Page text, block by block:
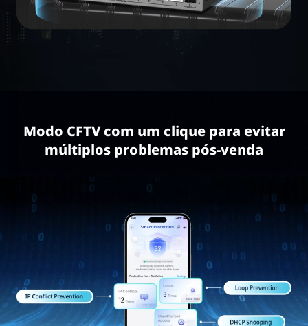
Modo CFTV com um clique para evitar
múltiplos problemas pós-venda